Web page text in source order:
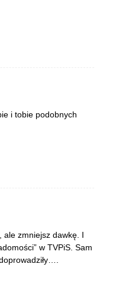
i tobie podobnych
ale zmniejsz dawkę. I
w TVPiS. Sam